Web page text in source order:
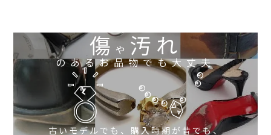
傷や 汚れ
のあるお品物でも大丈夫
古いモデルでも、購入時期が昔でも、